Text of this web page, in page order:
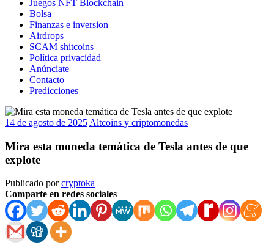
Juegos NFT Blockchain
Bolsa
Finanzas e inversion
Airdrops
SCAM shitcoins
Política privacidad
Anúnciate
Contacto
Predicciones
14 de agosto de 2025 Altcoins y criptomonedas
Mira esta moneda temática de Tesla antes de que
explote
Publicado porcryptoka
Comparte en redes sociales